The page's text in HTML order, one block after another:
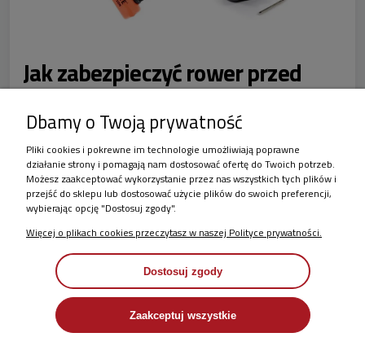
Jak zabezpieczyć rower przed
kradzieżą?
W momencie kupowania roweru powinniśmy pomyśleć o
odpowiednim do jego wartości zabezpieczeniu. Generalna
niepisana zasada mówi, że zapięcie powinno kosztować
około 10% wartości roweru. Dla wielu wyda się zbyt dużo,
ale na podstawie własnych doświadczeń mówimy:
WARTO.
CZYTAJ CAŁOŚĆ »
Dbamy o Twoją prywatność
Pliki cookies i pokrewne im technologie umożliwiają poprawne
działanie strony i pomagają nam dostosować ofertę do Twoich potrzeb.
Możesz zaakceptować wykorzystanie przez nas wszystkich tych plików i
przejść do sklepu lub dostosować użycie plików do swoich preferencji,
wybierając opcję "Dostosuj zgody".
Więcej o plikach cookies przeczytasz w naszej Polityce prywatności.
Dostosuj zgody
Zaakceptuj wszystkie